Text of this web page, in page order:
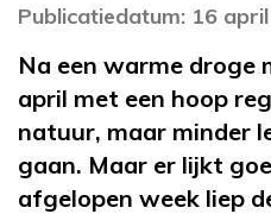
Publicatiedatum: 16
Na een warme
april met een hoop
natuur, maar minder
gaan. Maar er lijkt
afgelopen week liep